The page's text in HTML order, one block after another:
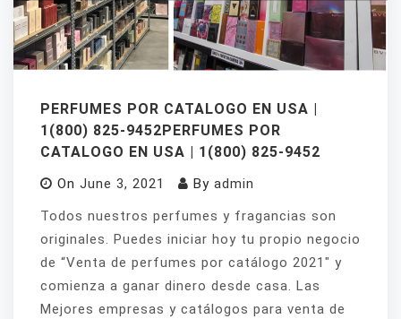
PERFUMES POR CATALOGO EN USA |
1(800) 825-9452PERFUMES POR
CATALOGO EN USA | 1(800) 825-9452
On June 3, 2021 By admin
Todos nuestros perfumes y fragancias son
originales. Puedes iniciar hoy tu propio negocio
de “Venta de perfumes por catálogo 2021″ y
comienza a ganar dinero desde casa. Las
Mejores empresas y catálogos para venta de